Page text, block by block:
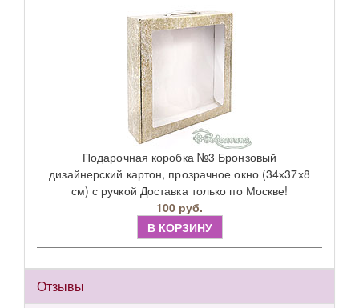
Подарочная коробка №3 Бронзовый
дизайнерский картон, прозрачное окно (34х37х8
см) с ручкой Доставка только по Москве!
100 руб.
В КОРЗИНУ
Отзывы